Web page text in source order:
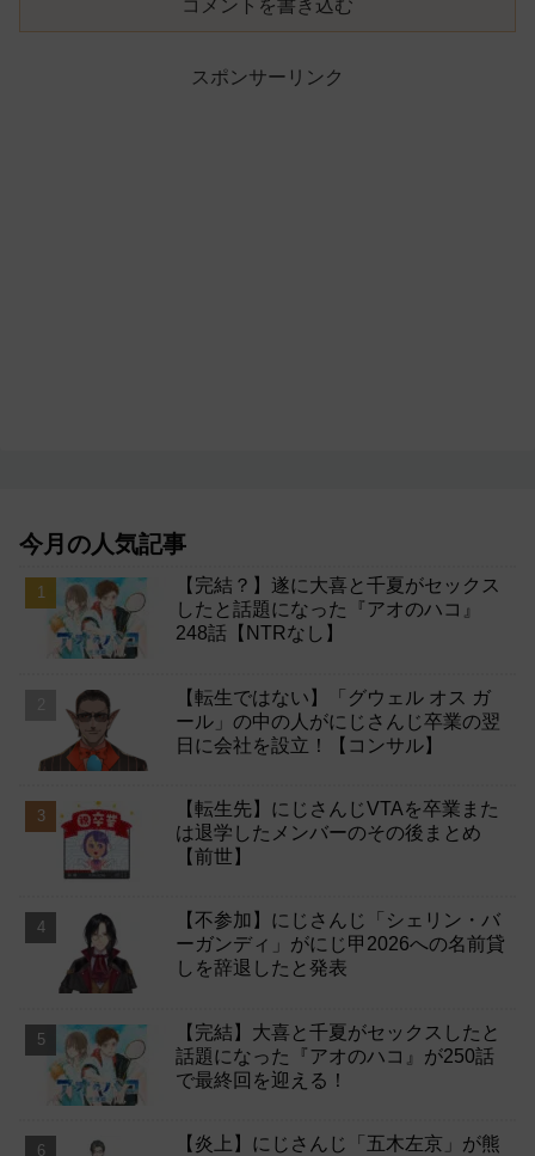
コメントを書き込む
スポンサーリンク
今月の人気記事
【完結？】遂に大喜と千夏がセックス
したと話題になった『アオのハコ』
248話【NTRなし】
【転生ではない】「グウェル オス ガ
ール」の中の人がにじさんじ卒業の翌
日に会社を設立！【コンサル】
【転生先】にじさんじVTAを卒業また
は退学したメンバーのその後まとめ
【前世】
【不参加】にじさんじ「シェリン・バ
ーガンディ」がにじ甲2026への名前貸
しを辞退したと発表
【完結】大喜と千夏がセックスしたと
話題になった『アオのハコ』が250話
で最終回を迎える！
【炎上】にじさんじ「五木左京」が熊